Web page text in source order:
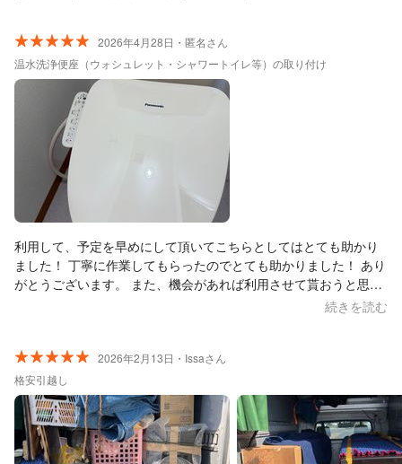
2026年4月28日・匿名さん
温水洗浄便座（ウォシュレット・シャワートイレ等）の取り付け
利用して、予定を早めにして頂いてこちらとしてはとても助かり
ました！ 丁寧に作業してもらったのでとても助かりました！ あり
がとうございます。 また、機会があれば利用させて貰おうと思い
続きを読む
2026年2月13日・Issaさん
格安引越し